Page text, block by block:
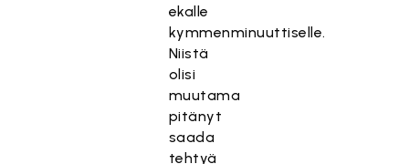
ekalle
kymmenminuuttiselle.
Niistä
olisi
muutama
pitänyt
saada
tehtyä